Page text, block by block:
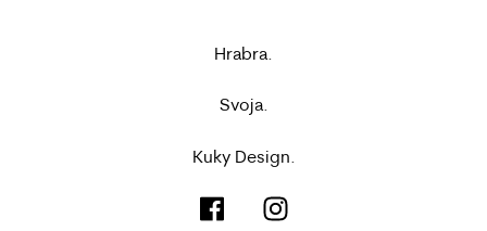
Hrabra.
Svoja.
Kuky Design.